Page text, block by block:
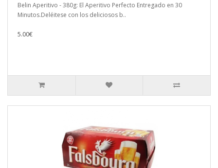
Belin Aperitivo - 380g: El Aperitivo Perfecto Entregado en 30
Minutos.Deléitese con los deliciosos b..
5.00€